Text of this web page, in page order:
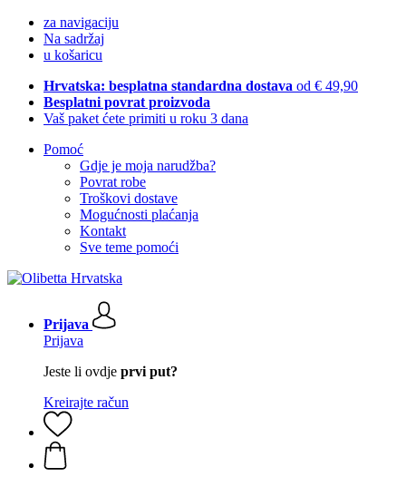
za navigaciju
Na sadržaj
u košaricu
Hrvatska: besplatna standardna dostava od € 49,90
Besplatni povrat proizvoda
Vaš paket ćete primiti u roku 3 dana
Pomoć
Gdje je moja narudžba?
Povrat robe
Troškovi dostave
Mogućnosti plaćanja
Kontakt
Sve teme pomoći
Prijava
Prijava
Jeste li ovdje prvi put?
Kreirajte račun